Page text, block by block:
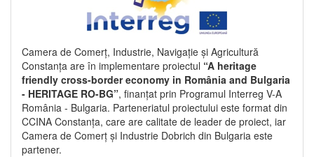
Camera de Comerț, Industrie, Navigație și Agricultură
Constanța are în implementare proiectul “A heritage
friendly cross-border economy in România and Bulgaria
- HERITAGE RO-BG”, finanțat prin Programul Interreg V-A
România - Bulgaria. Parteneriatul proiectului este format din
CCINA Constanța, care are calitate de leader de proiect, iar
Camera de Comerț și Industrie Dobrich din Bulgaria este
partener.